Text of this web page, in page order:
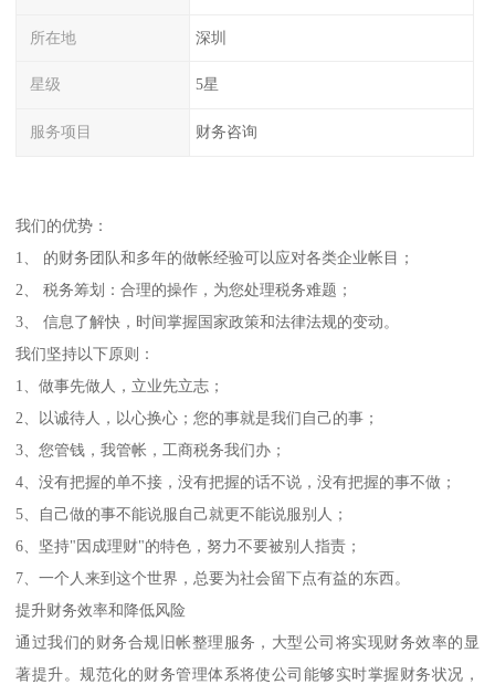
所在地 深圳
星级 5星
服务项目 财务咨询
我们的优势：
1、 的财务团队和多年的做帐经验可以应对各类企业帐目；
2、 税务筹划：合理的操作，为您处理税务难题；
3、 信息了解快，时间掌握国家政策和法律法规的变动。
我们坚持以下原则：
1、做事先做人，立业先立志；
2、以诚待人，以心换心；您的事就是我们自己的事；
3、您管钱，我管帐，工商税务我们办；
4、没有把握的单不接，没有把握的话不说，没有把握的事不做；
5、自己做的事不能说服自己就更不能说服别人；
6、坚持"因成理财"的特色，努力不要被别人指责；
7、一个人来到这个世界，总要为社会留下点有益的东西。
提升财务效率和降低风险
通过我们的财务合规旧帐整理服务，大型公司将实现财务效率的显
著提升。规范化的财务管理体系将使公司能够实时掌握财务状况，